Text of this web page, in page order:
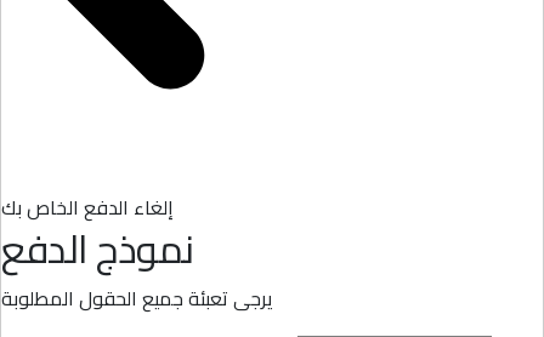
إلغاء الدفع الخاص بك
نموذج الدفع
يرجى تعبئة جميع الحقول المطلوبة